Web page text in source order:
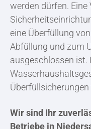
werden dürfen.
eine Überfüllung
Abfüllung und zum
ausgeschlossen
Wir sind Ihr
Betriebe in